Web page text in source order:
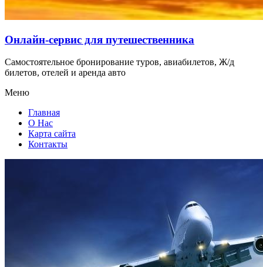
Онлайн-сервис для путешественника
Самостоятельное бронирование туров, авиабилетов, Ж/д
билетов, отелей и аренда авто
Меню
Главная
О Нас
Карта сайта
Контакты